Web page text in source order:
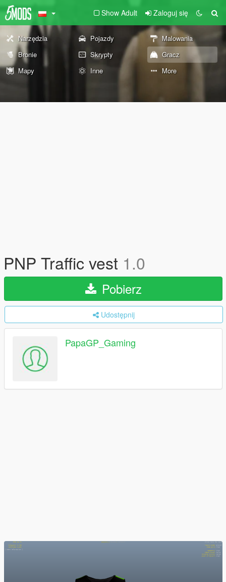
Show Adult Zaloguj się
Narzędzia Pojazdy
Malowania
Bronie
Skrypty
Gracz
Mapy
Inne More
PNP Traffic vest 1.0
Pobierz
Udostępnij
PapaGP_Gaming